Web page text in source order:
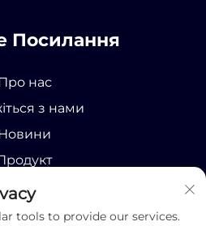
Посилання
нас
з нами
tools to provide our services.